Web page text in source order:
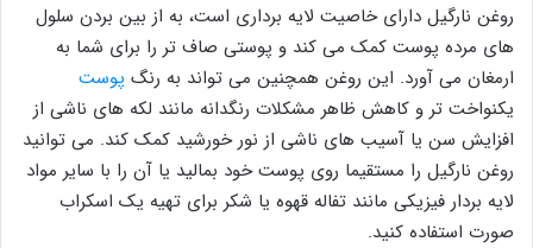
روغن نارگیل دارای خاصیت لایه برداری است، به از بین بردن سلول
های مرده پوست کمک می کند و پوستی صاف تر را برای شما به
ارمغان می آورد. این روغن همچنین می تواند به رنگ پوست
یکنواخت تر و کاهش ظاهر مشکلات رنگدانه مانند لکه های ناشی از
افزایش سن یا آسیب های ناشی از نور خورشید کمک کند. می توانید
روغن نارگیل را مستقیما روی پوست خود بمالید یا آن را با سایر مواد
لایه بردار فیزیکی مانند تفاله قهوه یا شکر برای تهیه یک اسکراب
صورت استفاده کنید.